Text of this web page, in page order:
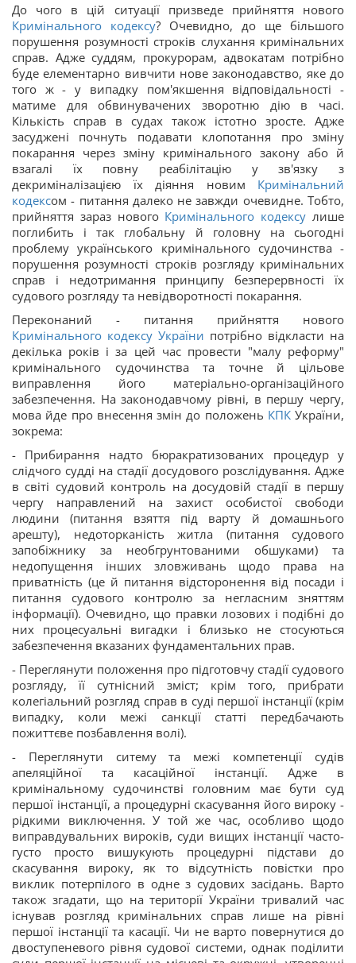
До чого в цій ситуації призведе прийняття нового
Кримінального кодексу? Очевидно, до ще більшого
порушення розумності строків слухання кримінальних
справ. Адже суддям, прокурорам, адвокатам потрібно
буде елементарно вивчити нове законодавство, яке до
того ж - у випадку пом'якшення відповідальності -
матиме для обвинувачених зворотню дію в часі.
Кількість справ в судах також істотно зросте. Адже
засуджені почнуть подавати клопотання про зміну
покарання через зміну кримінального закону або й
взагалі їх повну реабілітацію у зв'язку з
декриміналізацією їх діяння новим Кримінальний
кодексом - питання далеко не завжди очевидне. Тобто,
прийняття зараз нового Кримінального кодексу лише
поглибить і так глобальну й головну на сьогодні
проблему українського кримінального судочинства -
порушення розумності строків розгляду кримінальних
справ і недотримання принципу безперервності їх
судового розгляду та невідворотності покарання.
Переконаний - питання прийняття нового
Кримінального кодексу України потрібно відкласти на
декілька років і за цей час провести "малу реформу"
кримінального судочинства та точне й цільове
виправлення його матеріально-організаційного
забезпечення. На законодавчому рівні, в першу чергу,
мова йде про внесення змін до положень КПКУкраїни,
зокрема:
- Прибирання надто бюракратизованих процедур у
слідчого судді на стадії досудового розслідування. Адже
в світі судовий контроль на досудовій стадії в першу
чергу направлений на захист особистої свободи
людини (питання взяття під варту й домашнього
арешту), недоторканість житла (питання судового
запобіжнику за необгрунтованими обшуками) та
недопущення інших зловживань щодо права на
приватність (це й питання відсторонення від посади і
питання судового контролю за негласним зняттям
інформації). Очевидно, що правки лозових і подібні до
них процесуальні вигадки і близько не стосуються
забезпечення вказаних фундаментальних прав.
- Переглянути положення про підготовчу стадії судового
розгляду, її сутнісний зміст; крім того, прибрати
колегіальний розгляд справ в суді першої інстанції (крім
випадку, коли межі санкції статті передбачають
пожиттєве позбавлення волі).
- Переглянути ситему та межі компетенції судів
апеляційної та касаційної інстанції. Адже в
кримінальному судочинстві головним має бути суд
першої інстанції, а процедурні скасування його вироку -
рідкими виключення. У той же час, особливо щодо
виправдувальних вироків, суди вищих інстанції часто-
густо просто вишукують процедурні підстави до
скасування вироку, як то відсутність повістки про
виклик потерпілого в одне з судових засідань. Варто
також згадати, що на території України тривалий час
існував розгляд кримінальних справ лише на рівні
першої інстанції та касації. Чи не варто повернутися до
двоступеневого рівня судової системи, однак поділити